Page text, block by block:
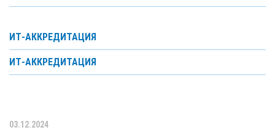
ИТ-АККРЕДИТАЦИЯ
ИТ-АККРЕДИТАЦИЯ
03.12.2024